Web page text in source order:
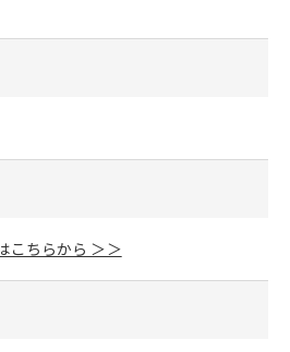
こちらから ＞＞